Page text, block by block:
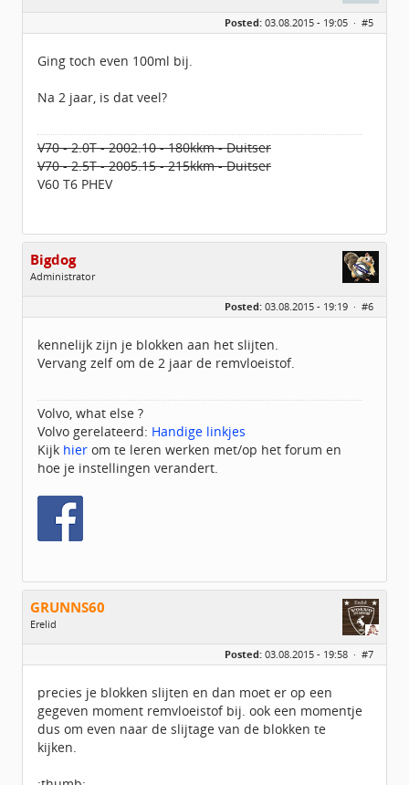
Geslacht:
n/a
Berichten:
444
Posted: 03.08.2015 - 19:05 · #5
Ging toch even 100ml bij.
Na 2 jaar, is dat veel?
V70 - 2.0T - 2002.10 - 180kkm - Duitser
V70 - 2.5T - 2005.15 - 215kkm - Duitser
V60 T6 PHEV
Bigdog
Administrator
Homepage:
volvov70forum.com
Geregistreerd:07 / 2009
Posted: 03.08.2015 - 19:19 · #6
kennelijk zijn je blokken aan het slijten.
Vervang zelf om de 2 jaar de remvloeistof.
Volvo, what else ?
Volvo gerelateerd: Handige linkjes
Kijk hier om te leren werken met/op het forum en
hoe je instellingen verandert.
GRUNNS60
Erelid
Geslacht:
Leeftijd:
64
Geregistreerd:07 / 2014
Posted: 03.08.2015 - 19:58 · #7
precies je blokken slijten en dan moet er op een
gegeven moment remvloeistof bij. ook een momentje
dus om even naar de slijtage van de blokken te
kijken.